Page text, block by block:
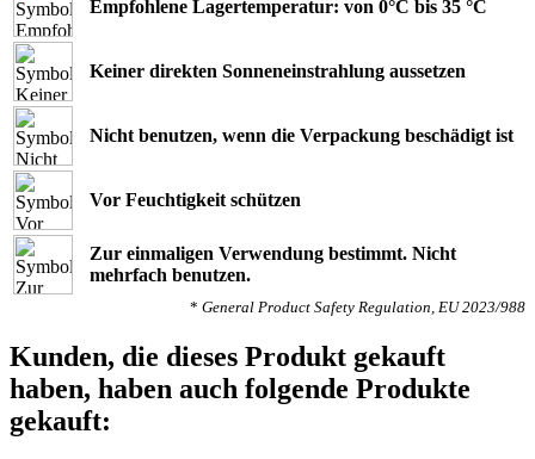
Empfohlene Lagertemperatur: von 0°C bis 35 °C
Keiner direkten Sonneneinstrahlung aussetzen
Nicht benutzen, wenn die Verpackung beschädigt ist
Vor Feuchtigkeit schützen
Zur einmaligen Verwendung bestimmt. Nicht
mehrfach benutzen.
* General Product Safety Regulation, EU 2023/988
Kunden, die dieses Produkt gekauft
haben, haben auch folgende Produkte
gekauft: